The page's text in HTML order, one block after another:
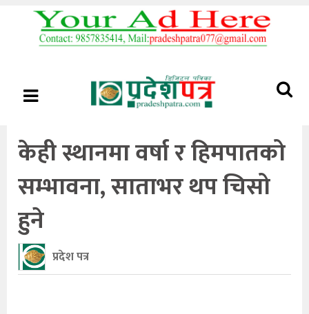
केही स्थानमा वर्षा र हिमपातको
सम्भावना, साताभर थप चिसो
हुने
प्रदेश पत्र